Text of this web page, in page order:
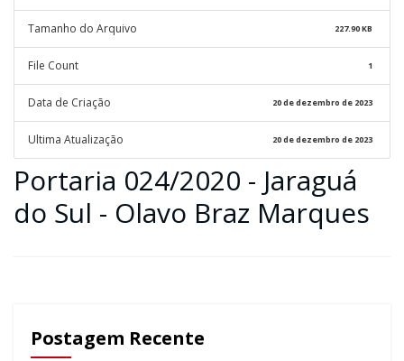
Tamanho do Arquivo 227.90 KB
File Count 1
Data de Criação 20 de dezembro de 2023
Ultima Atualização 20 de dezembro de 2023
Portaria 024/2020 - Jaraguá
do Sul - Olavo Braz Marques
Postagem Recente